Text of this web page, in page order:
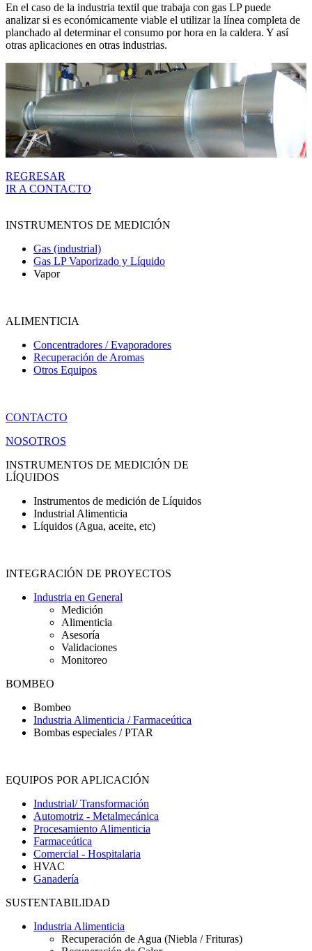
En el caso de la industria textil que trabaja con gas LP puede
analizar si es económicamente viable el utilizar la línea completa de
planchado al determinar el consumo por hora en la caldera. Y así
otras aplicaciones en otras industrias.
REGRESAR
IR A CONTACTO
INSTRUMENTOS DE MEDICIÓN
Gas (industrial)
Gas LP Vaporizado y Líquido
Vapor
ALIMENTICIA
Concentradores / Evaporadores
Recuperación de Aromas
Otros Equipos
CONTACTO
NOSOTROS
INSTRUMENTOS DE MEDICIÓN DE
LÍQUIDOS
Instrumentos de medición de Líquidos
Industrial Alimenticia
Líquidos (Agua, aceite, etc)
INTEGRACIÓN DE PROYECTOS
Industria en General
Medición
Alimenticia
Asesoría
Validaciones
Monitoreo
BOMBEO
Bombeo
Industria Alimenticia / Farmaceútica
Bombas especiales / PTAR
EQUIPOS POR APLICACIÓN
Industrial/ Transformación
Automotriz - Metalmecánica
Procesamiento Alimenticia
Farmaceútica
Comercial - Hospitalaria
HVAC
Ganadería
SUSTENTABILIDAD
Industria Alimenticia
Recuperación de Agua (Niebla / Frituras)